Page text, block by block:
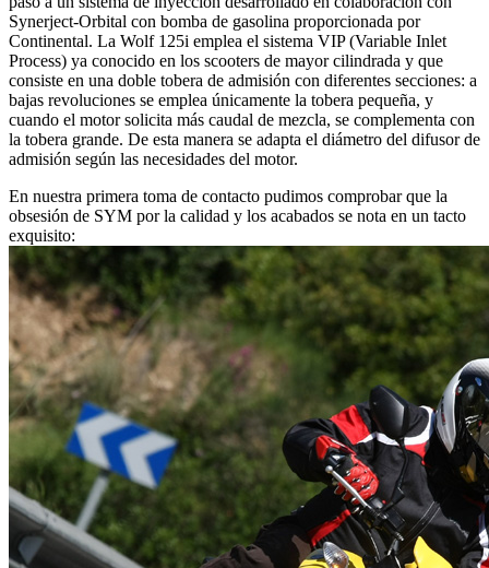
Synerject-Orbital con bomba de gasolina proporcionada por
Continental. La Wolf 125i emplea el sistema VIP (Variable Inlet
Process) ya conocido en los scooters de mayor cilindrada y que
consiste en una doble tobera de admisión con diferentes secciones: a
bajas revoluciones se emplea únicamente la tobera pequeña, y
cuando el motor solicita más caudal de mezcla, se complementa con
la tobera grande. De esta manera se adapta el diámetro del difusor de
admisión según las necesidades del motor.
En nuestra primera toma de contacto pudimos comprobar que la
obsesión de SYM por la calidad y los acabados se nota en un tacto
exquisito: